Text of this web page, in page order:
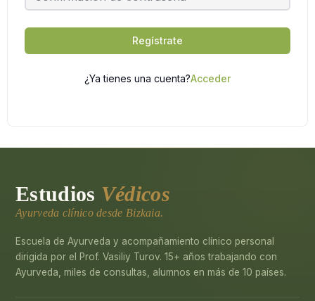
Regístrate
¿Ya tienes una cuenta?Acceder
Estudios Védicos
Ayurveda clínico desde Bizkaia.
Escuela de Ayurveda y acompañamiento clínico personal
dirigida por el Prof. Vasiliy Turov. 15+ años trabajando con
Ayurveda, miles de consultas, alumnos en más de 10 países.